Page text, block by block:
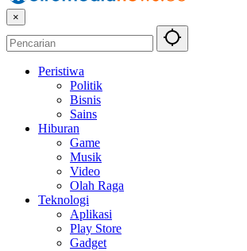
×
Peristiwa
Politik
Bisnis
Sains
Hiburan
Game
Musik
Video
Olah Raga
Teknologi
Aplikasi
Play Store
Gadget